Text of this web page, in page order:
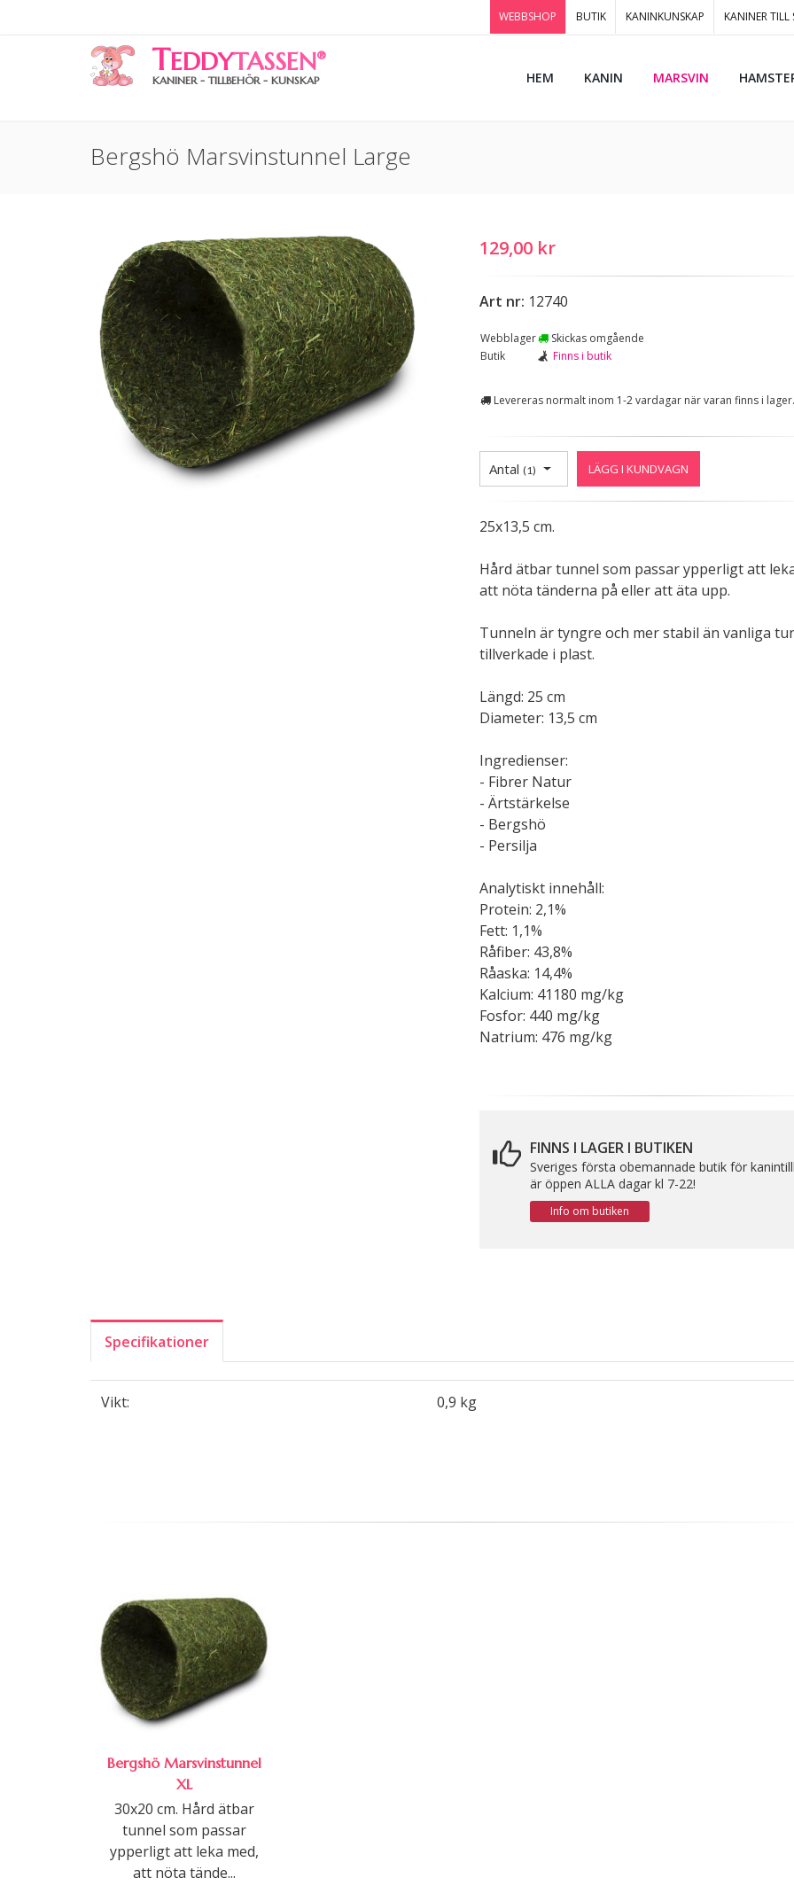
WEBBSHOP BUTIK KANINKUNSKAP KANINER TILL
TEDDYTASSEN®
KANINER - TILLBEHÖR - KUNSKAP HEM KANIN MARSVIN
Bergshö Marsvinstunnel Large
129,00 kr
Art nr: 12740
Webblager
Skickas omgående
Butik
Finns i butik
Levereras normalt inom 1-2 vardagar när varan finns i lager.
Antal (1) LÄGG I KUNDVAGN
25x13,5 cm.
Hård ätbar tunnel som passar ypperligt att
att nöta tänderna på eller att äta upp.
Tunneln är tyngre och mer stabil än vanliga
tillverkade i plast.
Längd: 25 cm
Diameter: 13,5 cm
Ingredienser:
- Fibrer Natur
- Ärtstärkelse
- Bergshö
- Persilja
Analytiskt innehåll:
Protein: 2,1%
Fett: 1,1%
Råfiber: 43,8%
Råaska: 14,4%
Kalcium: 41180 mg/kg
Fosfor: 440 mg/kg
Natrium: 476 mg/kg
FINNS I LAGER I BUTIKEN
Sveriges första obemannade butik för
är öppen ALLA dagar kl 7-22!
Info om butiken
Specifikationer
Vikt: 0,9 kg
Bergshö Marsvinstunnel
XL
30x20 cm. Hård ätbar
tunnel som passar
ypperligt att leka med,
att nöta tände...